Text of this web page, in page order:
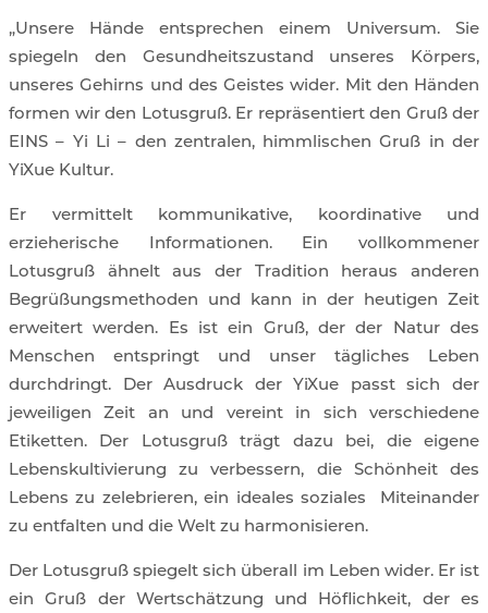
„Unsere Hände entsprechen einem Universum. Sie
spiegeln den Gesundheitszustand unseres Körpers,
unseres Gehirns und des Geistes wider. Mit den Händen
formen wir den Lotusgruß. Er repräsentiert den Gruß der
EINS – Yi Li – den zentralen, himmlischen Gruß in der
YiXue Kultur.
Er vermittelt kommunikative, koordinative und
erzieherische Informationen. Ein vollkommener
Lotusgruß ähnelt aus der Tradition heraus anderen
Begrüßungsmethoden und kann in der heutigen Zeit
erweitert werden. Es ist ein Gruß, der der Natur des
Menschen entspringt und unser tägliches Leben
durchdringt. Der Ausdruck der YiXue passt sich der
jeweiligen Zeit an und vereint in sich verschiedene
Etiketten. Der Lotusgruß trägt dazu bei, die eigene
Lebenskultivierung zu verbessern, die Schönheit des
Lebens zu zelebrieren, ein ideales soziales
Miteinander
zu entfalten und die Welt zu harmonisieren.
Der Lotusgruß spiegelt sich überall im Leben wider. Er ist
ein Gruß der Wertschätzung und Höflichkeit, der es